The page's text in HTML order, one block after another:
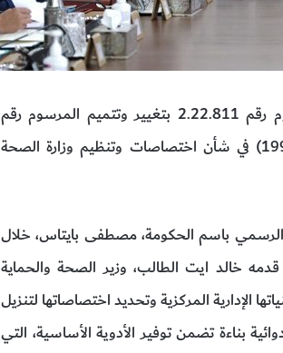
صادق مجلس الحكومة، اليوم الخميس، على مشروع المرسوم رقم 2.22.811 بتغيير وتتميم المرسوم رقم
2.94.285 بتاريخ 17 من جمادى الآخرة 1415 (21 نونبر 1994) في شأن اختصاصات وتنظيم وزارة الصحة
الرسمي باسم الحكومة، مصطفى بايتاس، خلال
خالد ايت الطالب، وزير الصحة والحماية
الإدارية المركزية وتحديد اختصاصاتها لتنزيل
بناءة تضمن توفير الأدوية الأساسية، التي